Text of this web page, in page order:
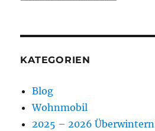
KATEGORIEN
Blog
Wohnmobil
2025 – 2026